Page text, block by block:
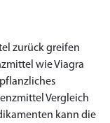
zurück greifen
wie Viagra
Vergleich
kann die